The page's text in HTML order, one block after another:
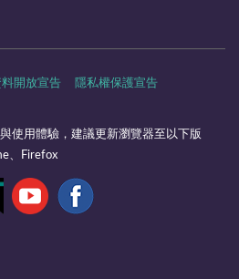
開放宣告 隱私權保護宣告
使用體驗，建議更新瀏覽器至以下版
、Firefox